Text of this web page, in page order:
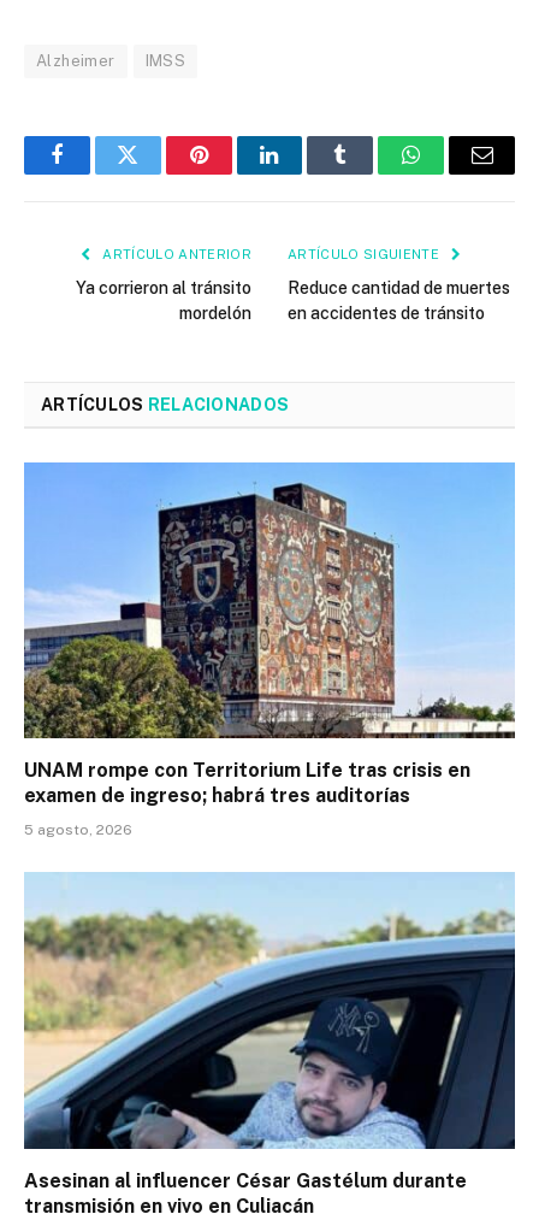
Alzheimer IMSS
FacebookTwitter PinterestLinkedInTumblr WhatsAppEmail
ARTÍCULO ANTERIOR
Ya corrieron al tránsito
mordelón
ARTÍCULO SIGUIENTE
Reduce cantidad de muertes
en accidentes de tránsito
ARTÍCULOS RELACIONADOS
UNAM rompe con Territorium Life tras crisis en
examen de ingreso; habrá tres auditorías
5 agosto, 2026
Asesinan al influencer César Gastélum durante
transmisión en vivo en Culiacán